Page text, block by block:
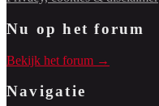
Nu op het forum
Bekijk het forum →
Navigatie